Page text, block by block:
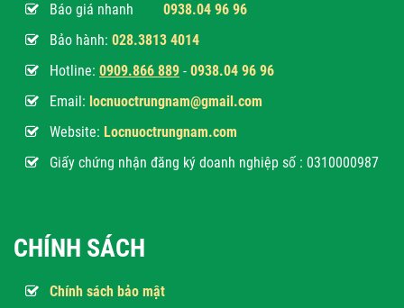
Báo giá nhanh
0938.04 96 96
Bảo hành: 028.3813 4014
Hotline: 0909.866 889 - 0938.04 96 96
Email: locnuoctrungnam@gmail.com
Website: Locnuoctrungnam.com
Giấy chứng nhận đăng ký doanh nghiệp số : 0310000987
CHÍNH SÁCH
Chính sách bảo mật